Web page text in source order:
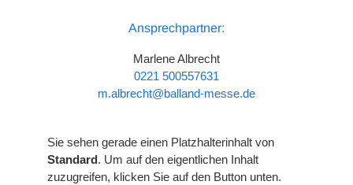
Ansprechpartner:
Marlene Albrecht
0221 500557631
m.albrecht@balland-messe.de
Sie sehen gerade einen Platzhalterinhalt von
Standard. Um auf den eigentlichen Inhalt
zuzugreifen, klicken Sie auf den Button unten.